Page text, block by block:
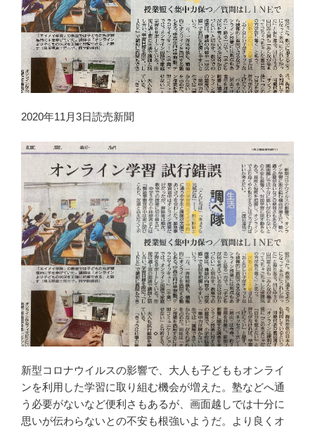
2020年11月3日読売新聞
新型コロナウイルスの影響で、大人も子どももオンライ
ンを利用した学習に取り組む機会が増えた。塾などへ通
う必要がないなど便利さもあるが、画面越しでは十分に
思いが伝わらないとの不安も根強いようだ。より良くオ